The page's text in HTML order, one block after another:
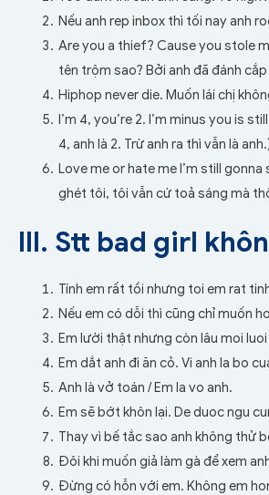
Nếu anh rep inbox thì tối nay anh
Are you a thief? Cause you stole
tên trộm sao? Bởi anh đã đánh
Hiphop never die. Muốn lái chị
I’m 4, you’re 2. I’m minus you is
4, anh là 2. Trừ anh ra thì vẫn là
Love me or hate me I’m still gonna
ghét tôi, tôi vẫn cứ toả sáng mà
III. Stt bad girl
Tính em rất tồi nhưng toi em rat
Nếu em có dỗi thì cũng chỉ muốn
Em lười thật nhưng còn lâu moi luoi
Em dắt anh đi ăn cỏ. Vi anh la bo
Anh là vở toán /Em la vo anh.
Em sẽ bớt khôn lại. De duoc ngu
Thay vì bế tắc sao anh không thử
Đôi khi muốn giả làm gà để xem
Đừng có hỗn với em. Không em